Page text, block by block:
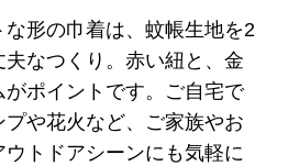
形の巾着は、蚊帳生地を2
なつくり。赤い紐と、金
ポイントです。ご自宅で
や花火など、ご家族やお
トドアシーンにも気軽に